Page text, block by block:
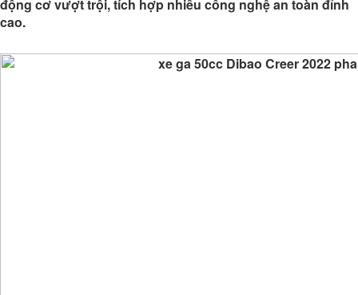
động cơ vượt trội, tích hợp nhiều công nghệ an toàn đỉnh
cao.